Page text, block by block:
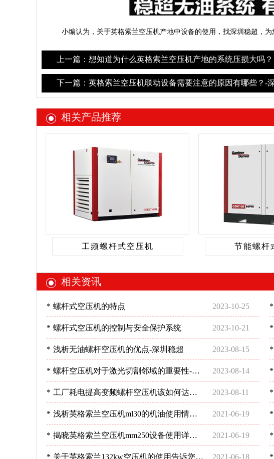
小编认为，关于英格索兰空压机产地中设备的使用，找深圳稳超，为
上一篇：想知道为什么英格索兰空压机产地的系统压损大吗？
下一篇：英格索兰空压机联动设备需要注意的原因有哪些？-
相关产品推荐
工频螺杆式空压机 节能螺杆
相关资讯
* 螺杆式空压机的特点 2023-10-25 *
* 螺杆式空压机的控制与安全保护系统 2023-10-21 *
* 浅析无油螺杆空压机的优点-深圳稳超 2023-08-15 *
* 螺杆空压机对于激光切割邻域的重要性-深
圳稳超
2023-08-14 *
* 工厂耗电提高变频螺杆空压机该如何达到
预期节能效果呢？-深圳稳超
2023-08-11 *
* 浅析英格索兰空压机ml30的机油使用情况-
深圳稳超
2021-06-19 *
* 揭晓英格索兰空压机mm250设备使用详情
分析-深圳稳超
2021-06-19 *
* 关于英格索兰132kw空压机的使用告诉您要 2021-06-18 *